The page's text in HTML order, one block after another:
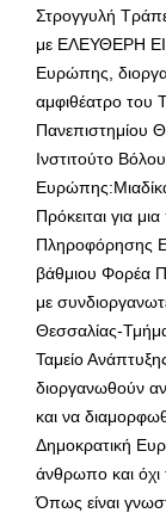
Στρογγυλή
με ΕΛΕΥΘΕΡΗ
Ευρώπης,
αμφιθέατρο του
Πανεπιστημίου
Ινστιτούτο
Πρόκειται για
Πληροφόρησης
βάθμιου Φορέα
με
Θεσσαλίας-
Ταμείο
διοργανωθούν
και να
Δημοκρατική
άνθρωπο και όχι
Όπως είναι